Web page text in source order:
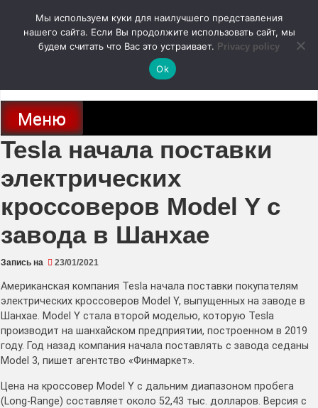
содержимому
autodoc24.ru
Новости про современные автомобили и не только, новинки зарубежного
и отечественного автопрома
Меню
Tesla начала поставки
электрических
кроссоверов Model Y с
завода в Шанхае
Запись на 23/01/2021
Американская компания Tesla начала поставки покупателям
электрических кроссоверов Model Y, выпущенных на заводе в
Шанхае. Model Y стала второй моделью, которую Tesla
производит на шанхайском предприятии, построенном в 2019
году. Год назад компания начала поставлять с завода седаны
Model 3, пишет агентство «Финмаркет».
Цена на кроссовер Model Y с дальним диапазоном пробега
(Long-Range) составляет около 52,43 тыс. долларов. Версия с
Мы используем куки для наилучшего представления
нашего сайта. Если Вы продолжите использовать сайт, мы
будем считать что Вас это устраивает. Privacy policy
Ok